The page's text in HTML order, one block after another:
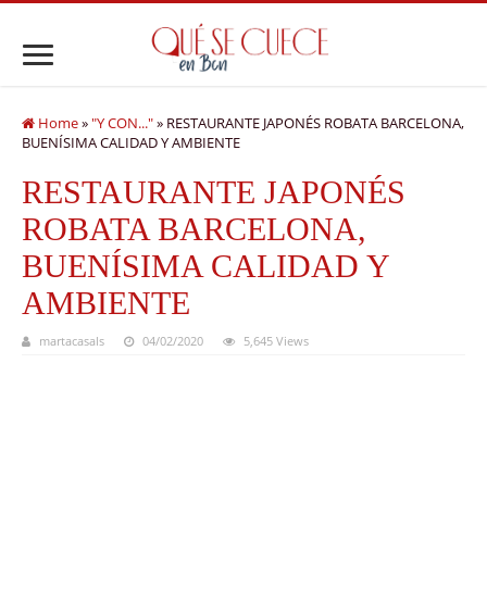
Home»"Y CON..."» RESTAURANTE JAPONÉS ROBATA BARCELONA,
BUENÍSIMA CALIDAD Y AMBIENTE
RESTAURANTE JAPONÉS
ROBATA BARCELONA,
BUENÍSIMA CALIDAD Y
AMBIENTE
martacasals 04/02/2020 5,645 Views